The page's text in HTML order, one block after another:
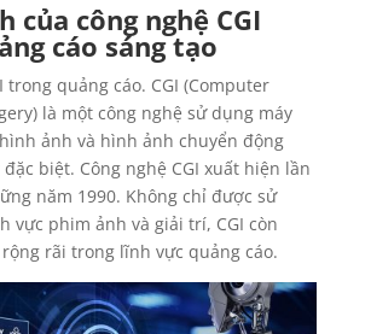
của công nghệ CGI
cáo sáng tạo
trong quảng cáo. CGI (Computer
là một công nghệ sử dụng máy
ảnh và hình ảnh chuyển động
biệt. Công nghệ CGI xuất hiện lần
năm 1990. Không chỉ được sử
vực phim ảnh và giải trí, CGI còn
rãi trong lĩnh vực quảng cáo.